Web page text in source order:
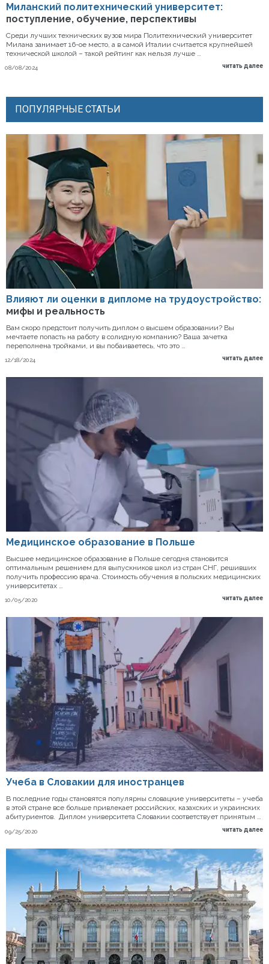
Миланский политехнический университет:
поступление, обучение, перспективы
08/08/2024
Среди лучших технических вузов мира Политехнический университет
Милана занимает 16-ое место, а в самой Италии считается крупнейшей
технической школой – такой рейтинг как нельзя лучше …
читать далее
ПОПУЛЯРНЫЕ СТАТЬИ
Влияют ли оценки в дипломе на трудоустройство:
мифы и реальность
12/18/2024
Вам скоро предстоит получить диплом о высшем образовании? Вы
мечтаете попасть на работу в солидную компанию? Ваша зачетка
переполнена тройками, и вы побаиваетесь, что это …
читать далее
Медицинское образование в Польше
10/05/2020
Высшее медицинское образование в Польше сегодня становится
оптимальным решением для выпускников школ из стран СНГ, решивших
получить профессию врача. Стоимость обучения в польских медицинских
университетах …
читать далее
Учеба в Словакии для иностранцев
09/25/2020
В последние годы становятся популярны словацкие университеты – учеба
в этой стране все больше привлекает российских, казахских и украинских
абитуриентов. Диплом университета Словакии соответствует принятым …
читать далее